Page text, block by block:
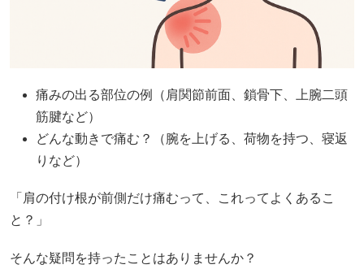
痛みの出る部位の例（肩関節前面、鎖骨下、上腕二頭
筋腱など）
どんな動きで痛む？（腕を上げる、荷物を持つ、寝返
りなど）
「肩の付け根が前側だけ痛むって、これってよくあるこ
と？」
そんな疑問を持ったことはありませんか？